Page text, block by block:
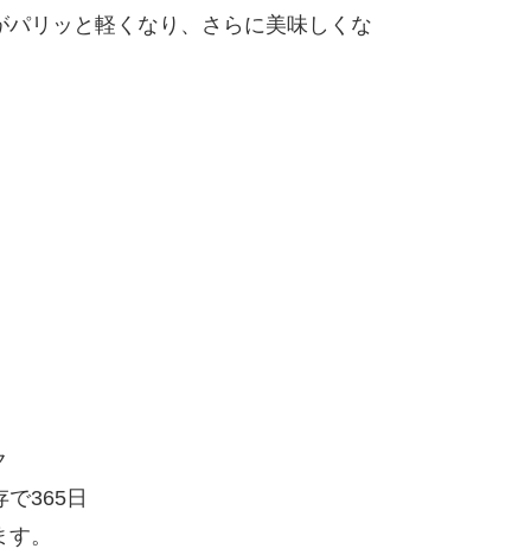
リッと軽くなり、さらに美味しくな
で365日
。